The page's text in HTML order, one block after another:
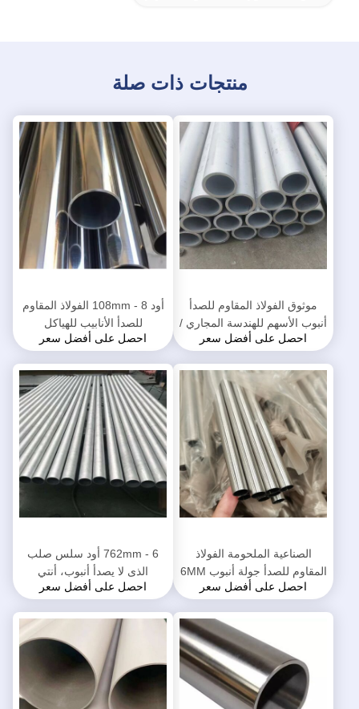
منتجات ذات صلة
موثوق الفولاذ المقاوم للصدأ
أنبوب الأسهم للهندسة المجاري /
صناعة البتروكيماويات
احصل على أفضل سعر
أود 8 - 108mm الفولاذ المقاوم
للصدأ الأنابيب للهياكل
الميكانيكية / بناء
احصل على أفضل سعر
الصناعية الملحومة الفولاذ
المقاوم للصدأ جولة أنبوب 6MM
- 300MM القطر الاسمي
احصل على أفضل سعر
6 - 762mm أود سلس صلب
الذى لا يصدأ أنبوب، أنتي
كوروسيون سس ملحوم أنبوب
احصل على أفضل سعر